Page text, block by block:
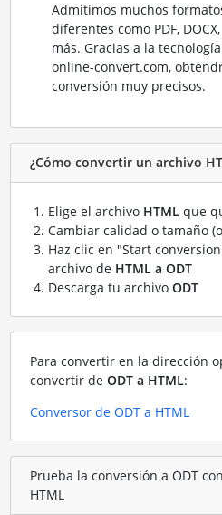
Admitimos muchos
diferentes como PDF, DOCX,
más. Gracias a la
online-convert.com,
conversión muy precisos.
¿Cómo convertir un archivo
Elige el archivo HTML que
Cambiar calidad o tamaño
Haz clic en "Start
archivo de HTML a ODT
Descarga tu archivo ODT
Para convertir en la dirección
convertir de ODT a HTML:
Conversor de ODT a HTML
Prueba la conversión a ODT
HTML